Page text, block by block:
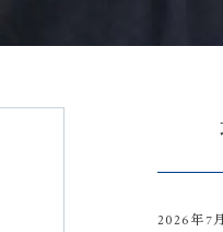
2026年7